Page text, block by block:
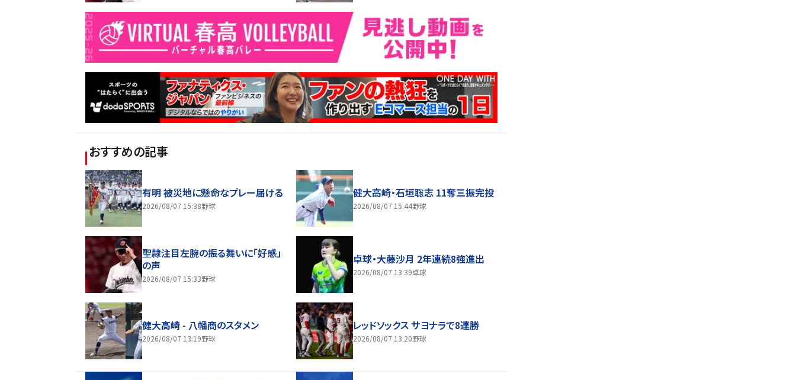
おすすめの記事
有明 被災地に懸命なプレー届ける
2026/08/07 15:38野球
健大高崎・石垣聡志 11奪三振完投
2026/08/07 15:44野球
聖隷注目左腕の振る舞いに「好感」
の声
2026/08/07 15:33野球
卓球・大藤沙月 2年連続8強進出
2026/08/07 13:39卓球
健大高崎 - 八幡商のスタメン
2026/08/07 13:19野球
レッドソックス サヨナラで8連勝
2026/08/07 13:20野球